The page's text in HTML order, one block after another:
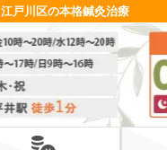
戸川区の本格鍼灸治療